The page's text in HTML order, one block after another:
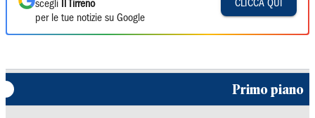
scegli
Il Tirreno
per le tue notizie su Google
CLICCA QUI
Primo piano